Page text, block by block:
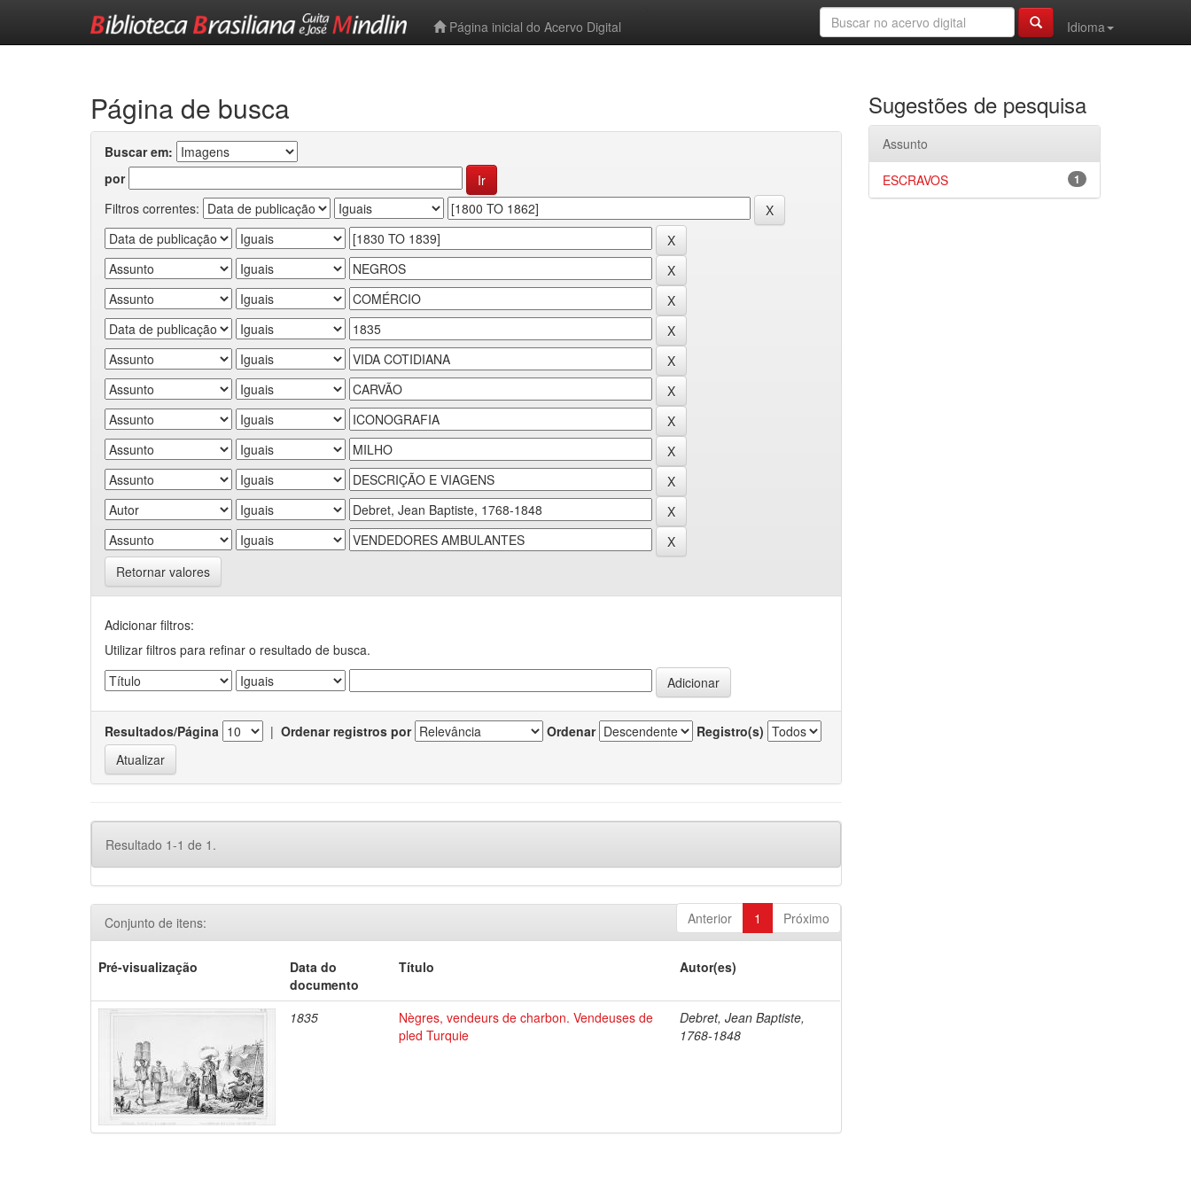
Página inicial do Acervo Digital
Idioma
Página de busca
Buscar em:
por
Filtros correntes:
Retornar valores
Adicionar filtros:
Utilizar filtros para refinar o resultado de busca.
Resultados/Página | Ordenar registros por Ordenar Registro(s)
Resultado 1-1 de 1.
Anterior 1 Próximo
Conjunto de itens:
Pré-visualização
Data do
documento
Título Autor(es)
1835
Nègres, vendeurs de charbon. Vendeuses de
pled Turquie
Debret, Jean Baptiste,
1768-1848
Sugestões de pesquisa
Assunto
1
ESCRAVOS